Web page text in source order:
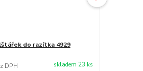
do razítka 4929
DPH skladem 23 ks